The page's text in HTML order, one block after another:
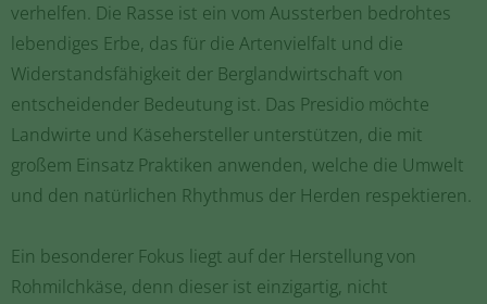
verhelfen. Die Rasse ist ein vom Aussterben bedrohtes
lebendiges Erbe, das für die Artenvielfalt und die
Widerstandsfähigkeit der Berglandwirtschaft von
entscheidender Bedeutung ist. Das Presidio möchte
Landwirte und Käsehersteller unterstützen, die mit
großem Einsatz Praktiken anwenden, welche die Umwelt
und den natürlichen Rhythmus der Herden respektieren.
Ein besonderer Fokus liegt auf der Herstellung von
Rohmilchkäse, denn dieser ist einzigartig, nicht